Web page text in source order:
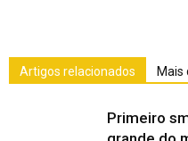
Artigos relacionados Mais
Primeiro